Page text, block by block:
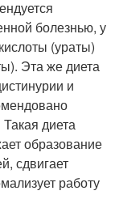
болезнью, у
(ураты)
Эта же диета
и
диета
образование
сдвигает
работу